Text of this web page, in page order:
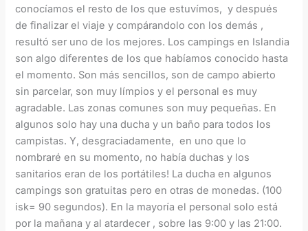
conocíamos el resto de los que estuvímos, y después
de finalizar el viaje y compárandolo con los demás ,
resultó ser uno de los mejores. Los campings en Islandia
son algo diferentes de los que habíamos conocido hasta
el momento. Son más sencillos, son de campo abierto
sin parcelar, son muy límpios y el personal es muy
agradable. Las zonas comunes son muy pequeñas. En
algunos solo hay una ducha y un baño para todos los
campistas. Y, desgraciadamente, en uno que lo
nombraré en su momento, no había duchas y los
sanitarios eran de los portátiles! La ducha en algunos
campings son gratuitas pero en otras de monedas. (100
isk= 90 segundos). En la mayoría el personal solo está
por la mañana y al atardecer , sobre las 9:00 y las 21:00.